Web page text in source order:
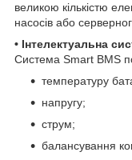
великою кількістю
насосів або
• Інтелектуальна
Система Smart BMS
температуру
напругу;
струм;
балансування